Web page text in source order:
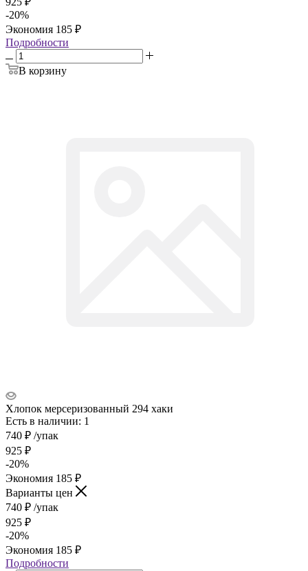
-20%
Экономия 185 ₽
Подробности
В корзину
Хлопок мерсеризованный 294 хаки
Есть в наличии: 1
740 ₽ /упак
925 ₽
-20%
Экономия 185 ₽
Варианты цен
740 ₽ /упак
925 ₽
-20%
Экономия 185 ₽
Подробности